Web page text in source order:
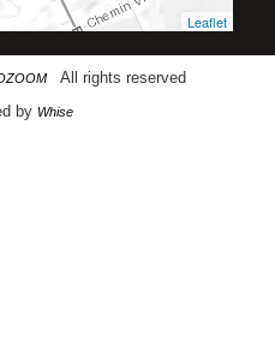
Leaflet
All rights reserved
by Whise